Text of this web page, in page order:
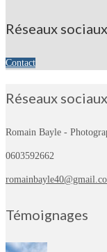
Réseaux sociaux
Contact
Réseaux sociaux
Romain Bayle -
0603592662
Témoignages